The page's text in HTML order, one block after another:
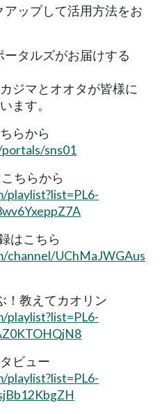
ップして活用方法をお
タルズがお届けする
ジマとオオタが皆様に
ます。
らから
sns01
ちらから
playlist?list=PL6-
はこちら
channel/UChMaJWGAus
教えてカオリン
playlist?list=PL6-
ビュー
playlist?list=PL6-